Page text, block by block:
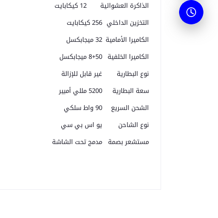
الذاكرة العشوائية
12 كيكابايت
التخزين الداخلي 256 كيكابايت
الكاميرا الأمامية 32 ميجابكسل
الكاميرا الخلفية 50+8 ميجابكسل
نوع البطارية
غير قابل للإزالة
سعة البطارية
5200 مللي أمبير
الشحن السريع
90 واط سلكي
نوع الشاحن
يو اس بي سي
مستشعر بصمة مدمج تحت الشاشة